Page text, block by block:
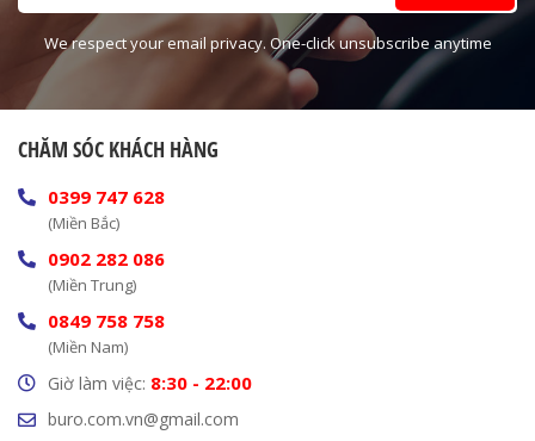
We respect your email privacy. One-click unsubscribe anytime
CHĂM SÓC KHÁCH HÀNG
0399 747 628
(Miền Bắc)
0902 282 086
(Miền Trung)
0849 758 758
(Miền Nam)
Giờ làm việc: 8:30 - 22:00
buro.com.vn@gmail.com